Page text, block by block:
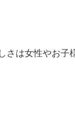
さは女性やお子